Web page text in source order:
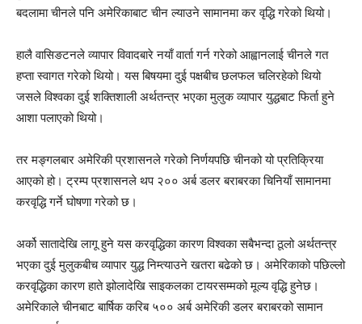
बदलामा चीनले पनि अमेरिकाबाट चीन ल्याउने सामानमा कर वृद्धि गरेको थियो।
हालै वासिङटनले व्यापार विवादबारे नयाँ वार्ता गर्न गरेको आह्वानलाई चीनले गत
हप्ता स्वागत गरेको थियो। यस बिषयमा दुई पक्षबीच छलफल चलिरहेको थियो
जसले विश्वका दुई शक्तिशाली अर्थतन्त्र भएका मुलुक व्यापार युद्धबाट फिर्ता हुने
आशा पलाएको थियो।
तर मङ्गलबार अमेरिकी प्रशासनले गरेको निर्णयपछि चीनको यो प्रतिक्रिया
आएको हो। ट्रम्प प्रशासनले थप २०० अर्ब डलर बराबरका चिनियाँ सामानमा
करवृद्धि गर्ने घोषणा गरेको छ।
अर्को सातादेखि लागू हुने यस करवृद्धिका कारण विश्वका सबैभन्दा ठूलो अर्थतन्त्र
भएका दुई मुलुकबीच व्यापार युद्ध निम्त्याउने खतरा बढेको छ। अमेरिकाको पछिल्लो
करवृद्धिका कारण हाते झोलादेखि साइकलका टायरसम्मको मूल्य वृद्धि हुनेछ।
अमेरिकाले चीनबाट बार्षिक करिब ५०० अर्ब अमेरिकी डलर बराबरको सामान